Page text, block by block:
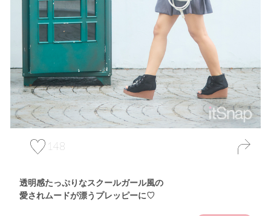
148
透明感たっぷりなスクールガール風の
愛されムードが漂うプレッピーに♡